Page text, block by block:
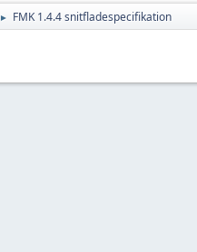
► FMK 1.4.4 snitfladespecifikation